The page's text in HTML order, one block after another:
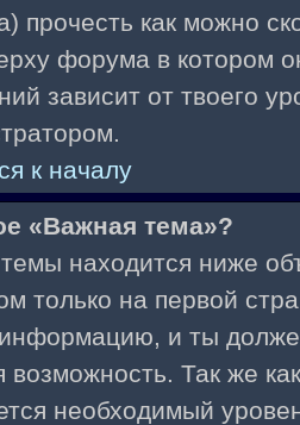
прочесть как можно
форума в котором
зависит от твоего
к началу
«Важная тема»?
находится ниже
только на первой
и ты
возможность. Так же
необходимый